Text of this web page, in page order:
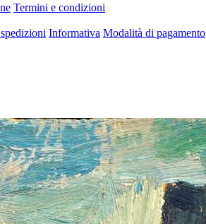
Termini e condizioni
Informativa Modalità di pagamento